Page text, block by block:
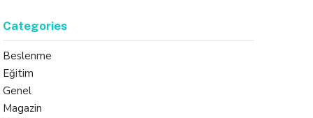
Categories
Beslenme
Eğitim
Genel
Magazin